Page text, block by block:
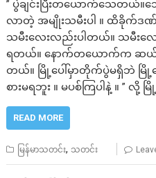
” ပွဲချင်းပြီးတယောက်သေတယ်။
လာတဲ့ အမျိုးသမီးပါ ။ ထိခိုက်
သမီးလေးလည်းပါတယ်။ သမီး
ရတယ်။ နောက်တယောက်က ဆယ်
တယ်။ မြို့ပေါ်မှာတိုက်ပွဲမရှိဘဲ မြို့
စားမရဘူး ။ မပစ်ကြပါနဲ့ ။ ” လို့ မ
READ MORE
မြန်မာသတင်း, သတင်း